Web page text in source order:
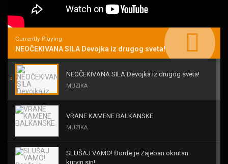
Currently Playing
NEOČEKIVANA SILA Devojka iz drugog sveta!
NEOČEKIVANA SILA Devojka iz drugog sveta!
MUZIKA
VRANE KAMENE BALKANSKE
MUZIKA
SLUŠAJ VAMO! Đorđe je Zajeban okrutan
kurvin sin!